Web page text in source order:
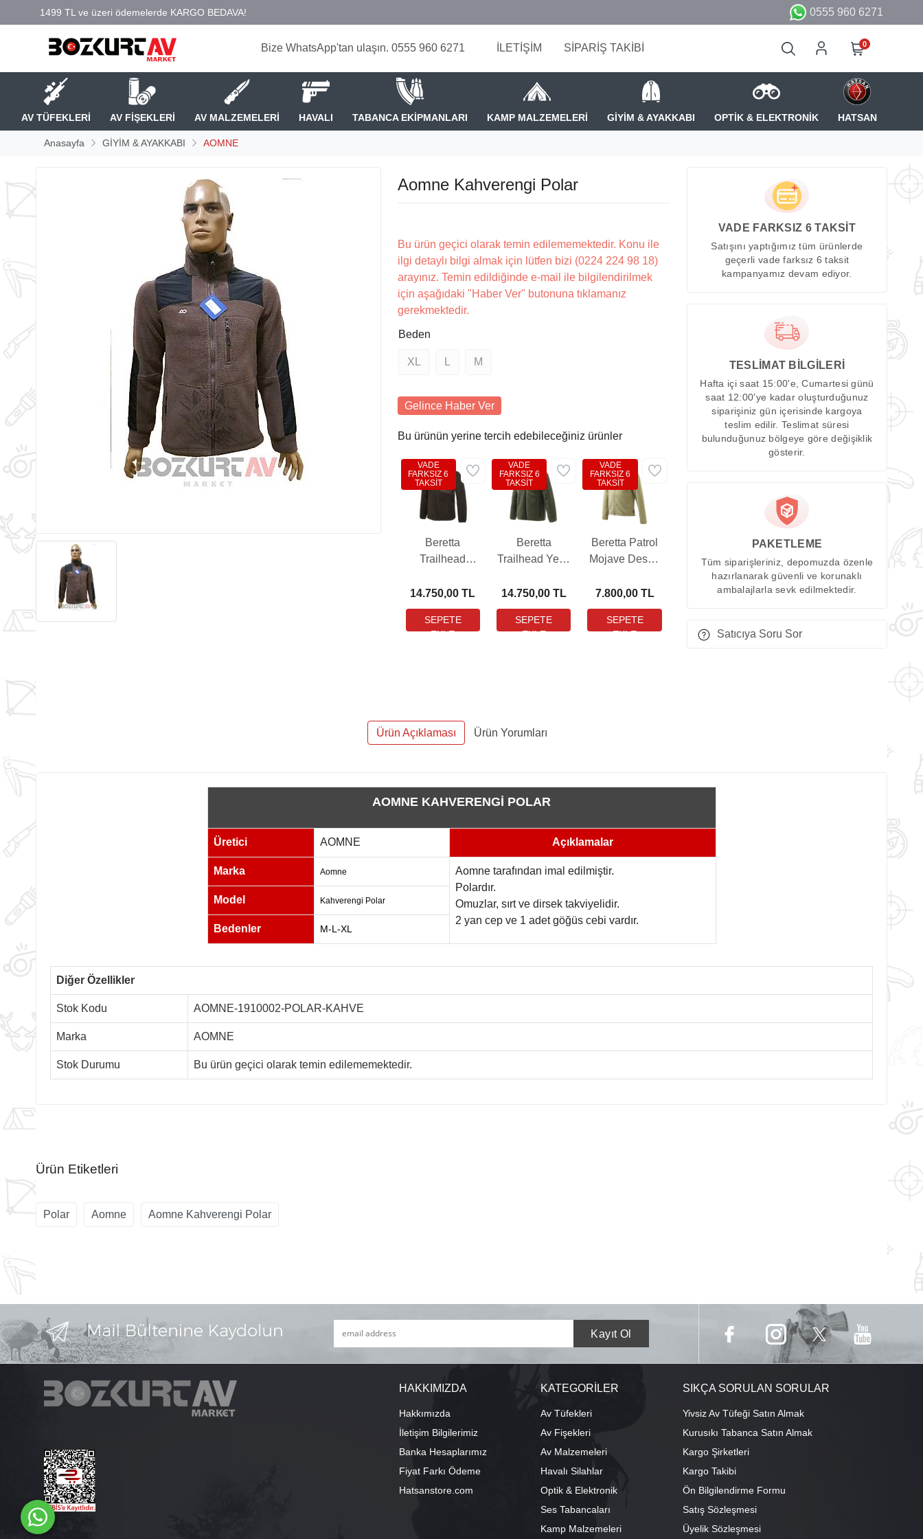
0555 960 6271
Bize WhatsApp'tan ulaşın. 0555 960 6271 İLETİŞİM SİPARİŞ TAKİBİ 0
AV TÜFEKLERİ AV FİŞEKLERİ AV MALZEMELERİ HAVALI TABANCA EKİPMANLARI KAMP MALZEMELERİ GİYİM & AYAKKABI OPTİK & ELEKTRONİK HATSAN
Anasayfa GİYİM & AYAKKABI AOMNE
Aomne Kahverengi Polar
Bu ürün geçici olarak temin edilememektedir. Konu ile
ilgi detaylı bilgi almak için lütfen bizi (0224 224 98 18)
arayınız. Temin edildiğinde e-mail ile bilgilendirilmek
için aşağıdaki "Haber Ver" butonuna tıklamanız
gerekmektedir.
Beden
XL L M
Gelince Haber Ver
Bu ürünün yerine tercih edebileceğiniz ürünler
Beretta
Trailhead
Polar Ceket
(PB-
P3441T196708AA)
14.750,00 TL
VADE
FARKSIZ 6
TAKSİT
Beretta
Trailhead Yeşil
(PB-
P3441T19670715)
14.750,00 TL
VADE
FARKSIZ 6
TAKSİT
Beretta Patrol
Mojave Desert
P3015T200301B5)
7.800,00 TL
VADE
FARKSIZ 6
TAKSİT
VADE FARKSIZ 6 TAKSİT
Satışını yaptığımız tüm ürünlerde
geçerli vade farksız 6 taksit
kampanyamız devam ediyor.
TESLİMAT BİLGİLERİ
Hafta içi saat 15:00'e, Cumartesi günü
saat 12:00'ye kadar oluşturduğunuz
siparişiniz gün içerisinde kargoya
teslim edilir. Teslimat süresi
bulunduğunuz bölgeye göre değişiklik
gösterir.
PAKETLEME
Tüm siparişleriniz, depomuzda özenle
hazırlanarak güvenli ve korunaklı
ambalajlarla sevk edilmektedir.
Satıcıya Soru Sor
Ürün Açıklaması Ürün Yorumları
AOMNE KAHVERENGİ POLAR
Üretici AOMNE Açıklamalar
Marka Aomne
Aomne tarafından imal edilmiştir.
Polardır.
Omuzlar, sırt ve dirsek takviyelidir.
2 yan cep ve 1 adet göğüs cebi vardır.
Model Kahverengi Polar
Bedenler M-L-XL
Diğer Özellikler
Stok Kodu AOMNE-1910002-POLAR-KAHVE
Marka AOMNE
Stok Durumu Bu ürün geçici olarak temin edilememektedir.
Ürün Etiketleri
Polar Aomne Aomne Kahverengi Polar
HAKKIMIZDA
Hakkımızda
İletişim Bilgilerimiz
Banka Hesaplarımız
Fiyat Farkı Ödeme
Hatsanstore.com
KATEGORİLER
Av Tüfekleri
Av Fişekleri
Av Malzemeleri
Havalı Silahlar
Optik & Elektronik
Ses Tabancaları
Kamp Malzemeleri
SIKÇA SORULAN SORULAR
Yivsiz Av Tüfeği Satın Almak
Kurusıkı Tabanca Satın Almak
Kargo Şirketleri
Kargo Takibi
Ön Bilgilendirme Formu
Satış Sözleşmesi
Üyelik Sözleşmesi